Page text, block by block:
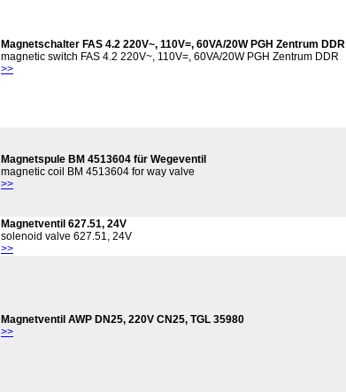
Magnetschalter FAS 4.2 220V~, 110V=, 60VA/20W PGH Zentrum DDR
magnetic switch FAS 4.2 220V~, 110V=, 60VA/20W PGH Zentrum DDR
>>
Magnetspule BM 4513604 für Wegeventil
magnetic coil BM 4513604 for way valve
>>
Magnetventil 627.51, 24V
solenoid valve 627.51, 24V
>>
Magnetventil AWP DN25, 220V CN25, TGL 35980
>>